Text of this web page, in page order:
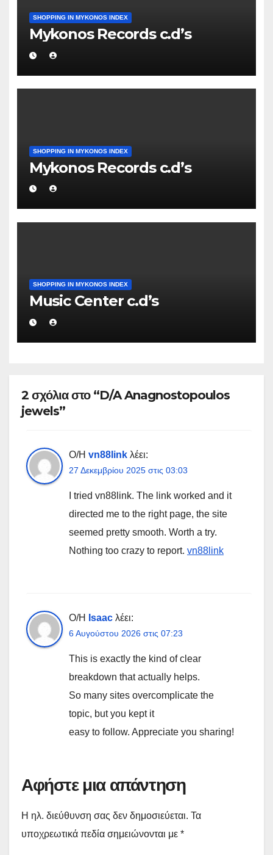
SHOPPING IN MYKONOS INDEX
Mykonos Records c.d’s
SHOPPING IN MYKONOS INDEX
Mykonos Records c.d’s
SHOPPING IN MYKONOS INDEX
Music Center c.d’s
2 σχόλια στο “D/A Anagnostopoulos
jewels”
Ο/Η vn88link λέει:
27 Δεκεμβρίου 2025 στις 03:03
I tried vn88link. The link worked and it
directed me to the right page, the site
seemed pretty smooth. Worth a try.
Nothing too crazy to report. vn88link
Ο/Η Isaac λέει:
6 Αυγούστου 2026 στις 07:23
This is exactly the kind of clear
breakdown that actually helps.
So many sites overcomplicate the
topic, but you kept it
easy to follow. Appreciate you sharing!
Αφήστε μια απάντηση
Η ηλ. διεύθυνση σας δεν δημοσιεύεται. Τα
υποχρεωτικά πεδία σημειώνονται με *